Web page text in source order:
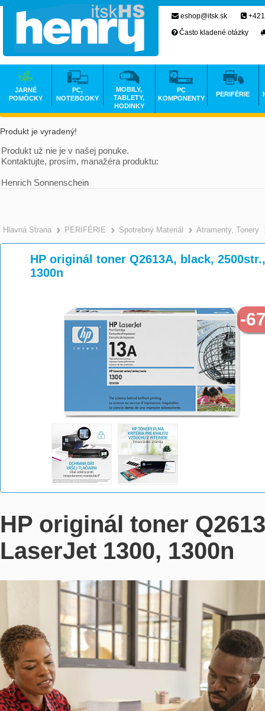
Produkt je vyradený!
Produkt už nie je v našej ponuke.
Kontaktujte, prosím, manažéra produktu:
Henrich Sonnenschein
Hlavná Strana >
PERIFÉRIE >
Spotrebný Materiál >
Atramenty, Tonery
HP originál toner Q2613A, black,
1300n
-
HP originál toner
LaserJet 1300, 1300n
eshop@itsk.sk
Často kladené otázky
JARNÉ
POMÔCKY
PC,
NOTEBOOKY
MOBILY,
TABLETY,
HODINKY
PC
KOMPONENTY
PERIFÉRIE